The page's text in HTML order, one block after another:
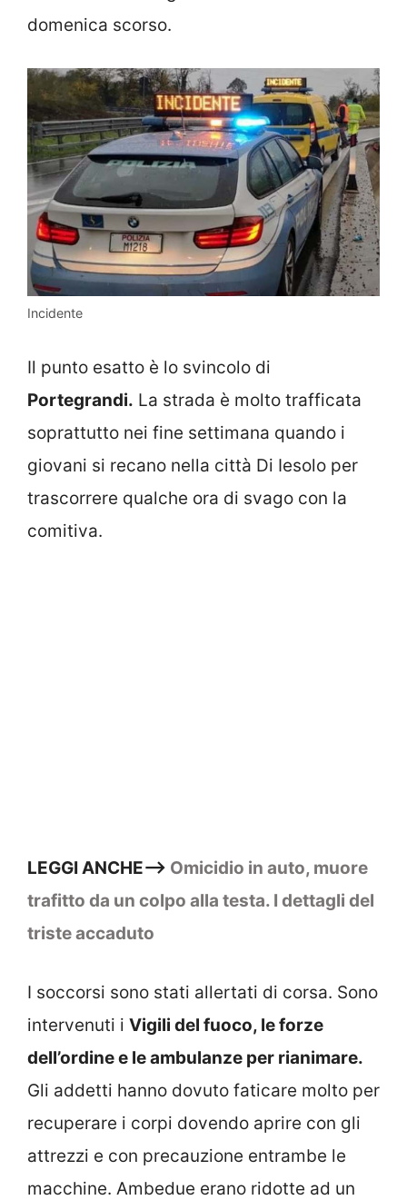
domenica scorso.
Incidente
Il punto esatto è lo svincolo di
Portegrandi. La strada è molto trafficata
soprattutto nei fine settimana quando i
giovani si recano nella città Di Iesolo per
trascorrere qualche ora di svago con la
comitiva.
LEGGI ANCHE–> Omicidio in auto, muore
trafitto da un colpo alla testa. I dettagli del
triste accaduto
I soccorsi sono stati allertati di corsa. Sono
intervenuti i Vigili del fuoco, le forze
dell’ordine e le ambulanze per rianimare.
Gli addetti hanno dovuto faticare molto per
recuperare i corpi dovendo aprire con gli
attrezzi e con precauzione entrambe le
macchine. Ambedue erano ridotte ad un